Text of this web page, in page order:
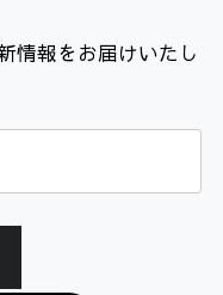
情報をお届けいたし